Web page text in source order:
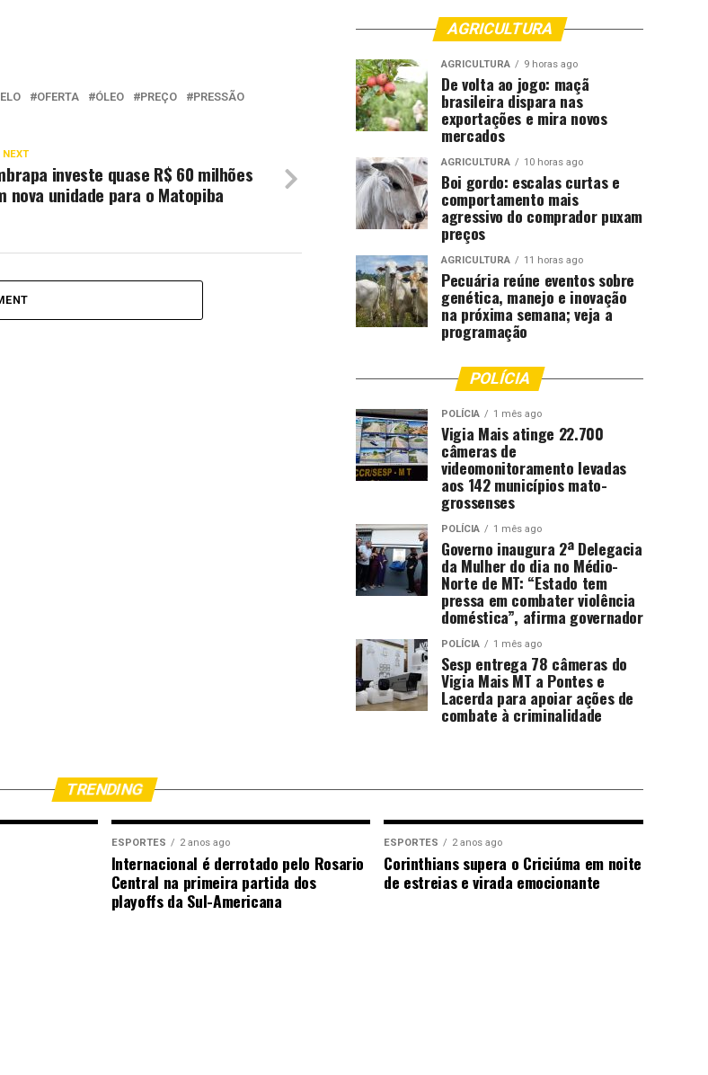
OFERTA ÓLEO PREÇO
PRESSÃO
NEXT
investe quase R$ 60 milhões
nova unidade para o Matopiba
AGRICULTURA
AGRICULTURA 9 horas ago
De volta ao jogo: maçã
brasileira dispara nas
exportações e mira novos
mercados
AGRICULTURA 10 horas ago
Boi gordo: escalas curtas e
comportamento mais
agressivo do comprador puxam
preços
AGRICULTURA 11 horas ago
Pecuária reúne eventos sobre
genética, manejo e inovação
na próxima semana; veja a
programação
POLÍCIA
POLÍCIA 1 mês ago
Vigia Mais atinge 22.700
câmeras de
videomonitoramento levadas
aos 142 municípios mato-
grossenses
POLÍCIA 1 mês ago
Governo inaugura 2ª Delegacia
da Mulher do dia no Médio-
Norte de MT: “Estado tem
pressa em combater violência
doméstica”, afirma governador
POLÍCIA 1 mês ago
Sesp entrega 78 câmeras do
Vigia Mais MT a Pontes e
Lacerda para apoiar ações de
combate à criminalidade
TRENDING
ESPORTES 2 anos ago
Internacional é derrotado pelo Rosario
Central na primeira partida dos
playoffs da Sul-Americana
ESPORTES 2 anos ago
Corinthians supera o Criciúma em noite
de estreias e virada emocionante